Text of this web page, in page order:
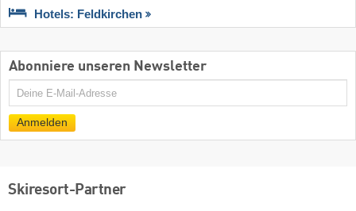
Hotels: Feldkirchen
Abonniere unseren Newsletter
E-
Anmelden
Skiresort-Partner